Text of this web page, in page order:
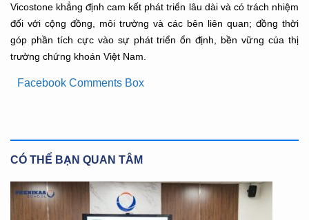
Vicostone khẳng định cam kết phát triển lâu dài và có trách nhiệm
đối với cộng đồng, môi trường và các bên liên quan; đồng thời
góp phần tích cực vào sự phát triển ổn định, bền vững của thị
trường chứng khoán Việt Nam.
Facebook Comments Box
CÓ THỂ BẠN QUAN TÂM